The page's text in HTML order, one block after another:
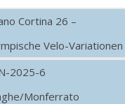
Cortina 26 –
Velo-Variationen
2025-6
Monferrato